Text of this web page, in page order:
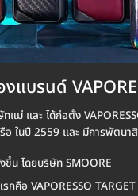
แบรนด์
ม่ และ ได้ก่อตั้ง
ในปี 2559 และ มีการพัตนา
ขึ้น โดยบริษัท SMOORE
คือ VAPORESSO TARGET